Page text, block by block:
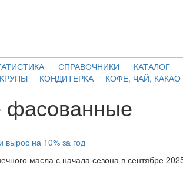
СПРАВОЧНИКИ КАТАЛОГ
КОНДИТЕРКА КОФЕ, ЧАЙ, КАКАО
вырос на 10% за год
масла с начала сезона в сентябре